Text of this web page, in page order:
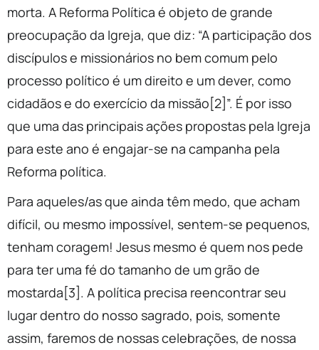
morta. A Reforma Política é objeto de grande
preocupação da Igreja, que diz: “A participação dos
discípulos e missionários no bem comum pelo
processo político é um direito e um dever, como
cidadãos e do exercício da missão[2]”. É por isso
que uma das principais ações propostas pela Igreja
para este ano é engajar-se na campanha pela
Reforma política.
Para aqueles/as que ainda têm medo, que acham
difícil, ou mesmo impossível, sentem-se pequenos,
tenham coragem! Jesus mesmo é quem nos pede
para ter uma fé do tamanho de um grão de
mostarda[3]. A política precisa reencontrar seu
lugar dentro do nosso sagrado, pois, somente
assim, faremos de nossas celebrações, de nossa